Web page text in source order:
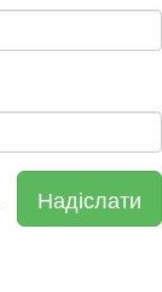
Надіслати